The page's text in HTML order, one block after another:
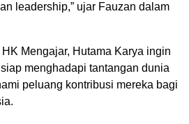
leadership,” ujar Fauzan dalam
Mengajar, Hutama Karya ingin
menghadapi tantangan dunia
peluang kontribusi mereka bagi